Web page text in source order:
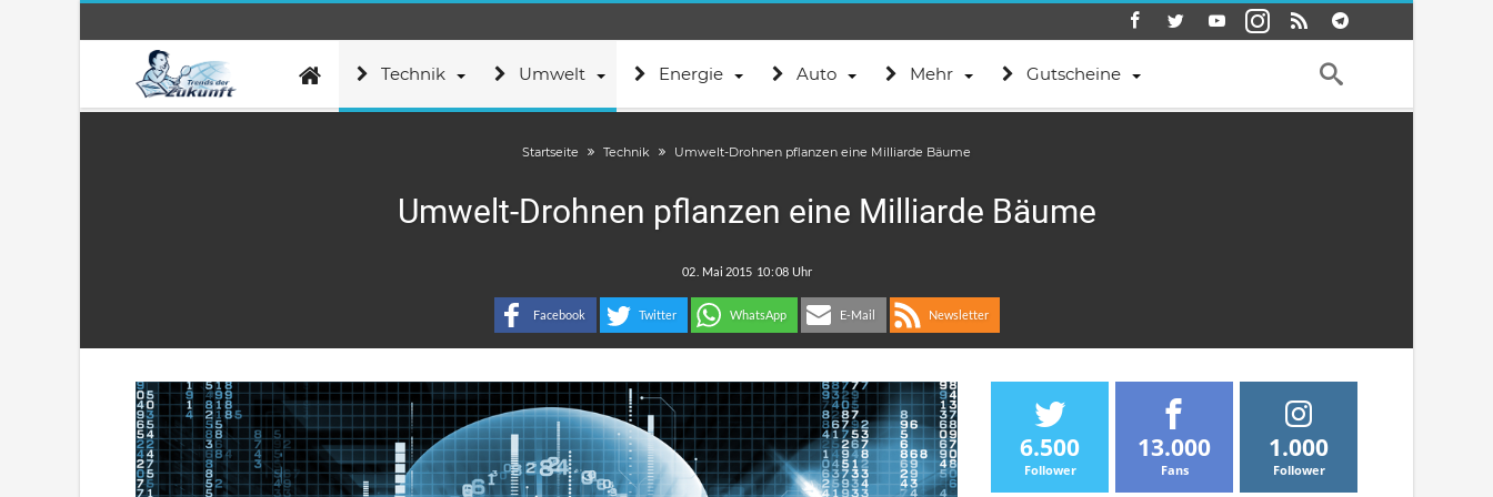
Technik Umwelt Energie Auto Mehr Gutscheine
Startseite Technik Umwelt-Drohnen pflanzen eine Milliarde Bäume
Umwelt-Drohnen pflanzen eine Milliarde Bäume
:
Facebook Twitter WhatsApp E-Mail Newsletter
6.500
Follower
13.000
Fans
1.000
Follower